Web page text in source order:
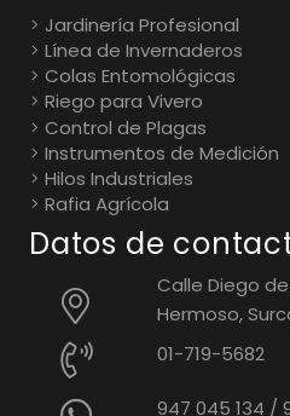
Jardinería Profesional
Línea de Invernaderos
Colas Entomológicas
Riego para Vivero
Control de Plagas
Instrumentos de Medición
Hilos Industriales
Rafia Agrícola
Datos de
Calle Diego
Hermoso,
01-719-5682
947 045 134 /